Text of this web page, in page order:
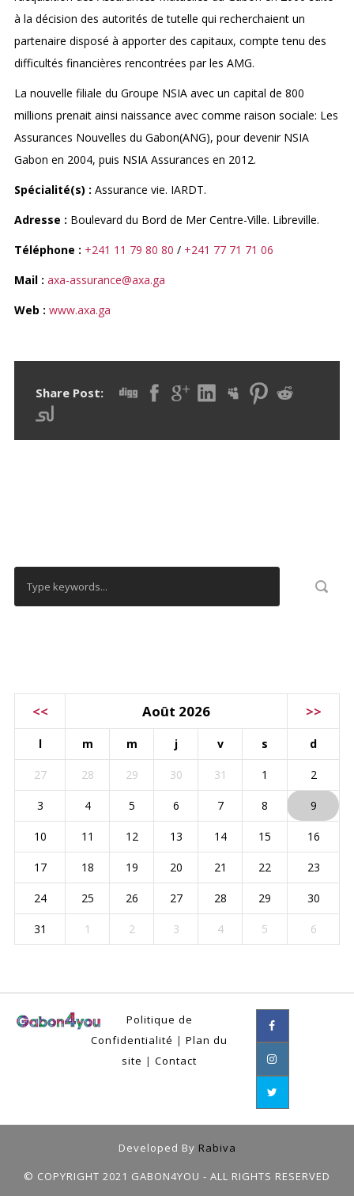
à la décision des autorités de tutelle qui recherchaient un
partenaire disposé à apporter des capitaux, compte tenu des
difficultés financières rencontrées par les AMG.
La nouvelle filiale du Groupe NSIA avec un capital de 800
millions prenait ainsi naissance avec comme raison sociale: Les
Assurances Nouvelles du Gabon(ANG), pour devenir NSIA
Gabon en 2004, puis NSIA Assurances en 2012.
Spécialité(s) : Assurance vie. IARDT.
Adresse : Boulevard du Bord de Mer Centre-Ville. Libreville.
Téléphone : +241 11 79 80 80 / +241 77 71 71 06
Mail : axa-assurance@axa.ga
Web : www.axa.ga
Share Post:
<< Août 2026 >>
l m m j v s d
27 28 29 30 31 1 2
3 4 5 6 7 8 9
10 11 12 13 14 15 16
17 18 19 20 21 22 23
24 25 26 27 28 29 30
31 1 2 3 4 5 6
Politique de
Confidentialité | Plan du
site | Contact
Developed By Rabiva
© COPYRIGHT 2021 GABON4YOU - ALL RIGHTS RESERVED